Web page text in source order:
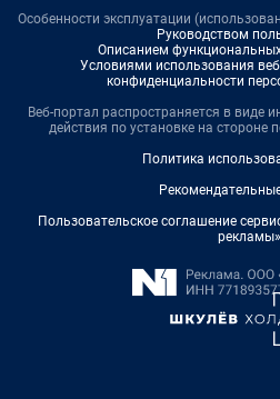
Особенности эксплуатации
Руководством
Описанием
Условиями использования
конфиденциальности
Веб-портал распространяется в виде
действия по установке на стороне
Политика
Пользовательское соглашение
рекламы»